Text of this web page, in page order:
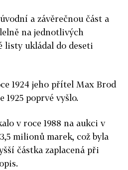
a závěrečnou část a
na jednotlivých
listy ukládal do deseti
1924 jeho přítel Max Brod
1925 poprvé vyšlo.
v roce 1988 na aukci v
milionů marek, což byla
částka zaplacená při